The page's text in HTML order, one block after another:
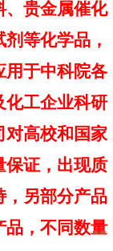
、贵金属催化
等化学品，
用于中科院各
化工企业科研
对高校和国家
保证，出现质
，另部分产品
品，不同数量